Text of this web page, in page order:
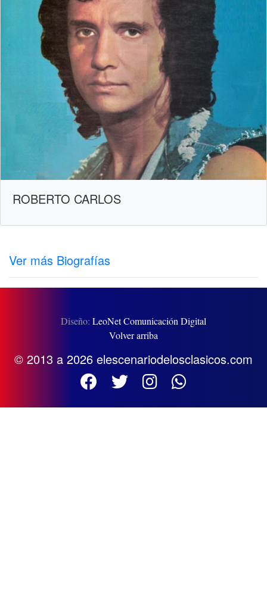
ROBERTO CARLOS
Ver más Biografías
Diseño: LeoNet Comunicación Digital
Volver arriba
© 2013 a 2026 elescenariodelosclasicos.com